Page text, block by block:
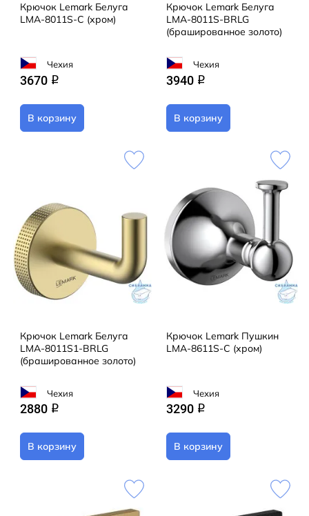
Крючок Lemark Белуга
LMA-8011S-C (хром)
Чехия
3670 q
В корзину
Крючок Lemark Белуга
LMA-8011S-BRLG
(брашированное золото)
Чехия
3940 q
В корзину
Крючок Lemark Белуга
LMA-8011S1-BRLG
(брашированное золото)
Чехия
2880 q
В корзину
Крючок Lemark Пушкин
LMA-8611S-C (хром)
Чехия
3290 q
В корзину